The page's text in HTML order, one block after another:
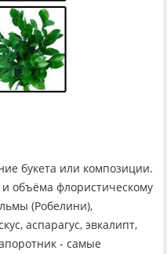
букета или композиции.
объёма флористическому
(Робелини),
аспарагус, эвкалипт,
- самые